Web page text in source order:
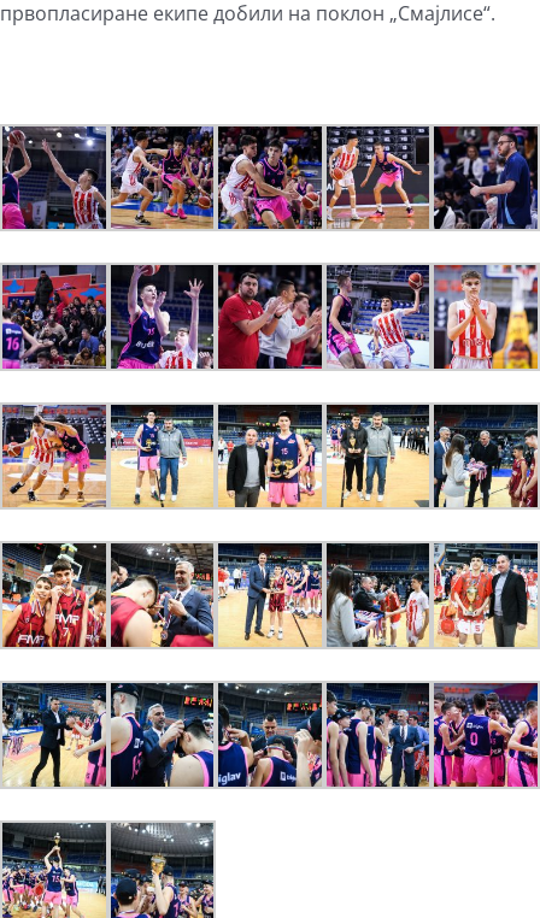
првопласиране екипе добили на поклон „Смајлисе“.